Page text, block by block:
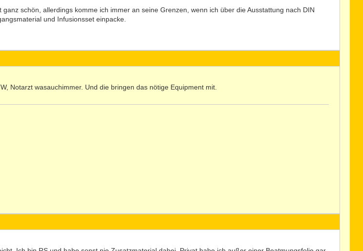
schön, allerdings komme ich immer an seine Grenzen, wenn ich über die Ausstattung nach DIN
und Infusionsset einpacke.
Notarzt wasauchimmer. Und die bringen das nötige Equipment mit.